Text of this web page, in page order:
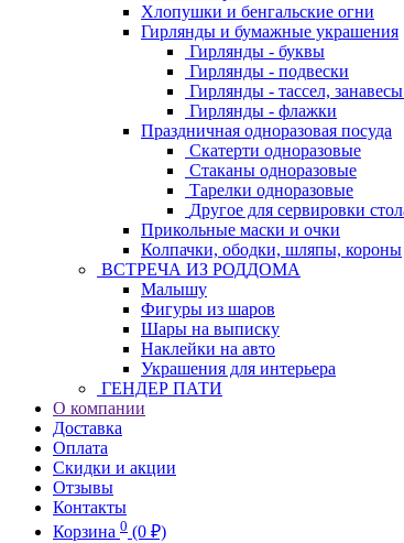
Хлопушки и бенгальские огни
Гирлянды и бумажные украшения
Гирлянды - буквы
Гирлянды - подвески
Гирлянды - тассел,
Гирлянды - флажки
Праздничная одноразовая посуда
Скатерти одноразовые
Стаканы одноразовые
Тарелки одноразовые
Другое для сервировки
Прикольные маски и очки
Колпачки, ободки, шляпы, короны
ВСТРЕЧА ИЗ РОДДОМА
Малышу
Фигуры из шаров
Шары на выписку
Наклейки на авто
Украшения для интерьера
ГЕНДЕР ПАТИ
О компании
Доставка
Оплата
Скидки и акции
Отзывы
Контакты
Корзина 0 (0 ₽)